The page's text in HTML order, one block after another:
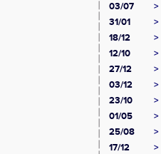
03/07
>
31/01
>
18/12
>
12/10
>
27/12
>
03/12
>
23/10
>
01/05
>
25/08
>
17/12
>